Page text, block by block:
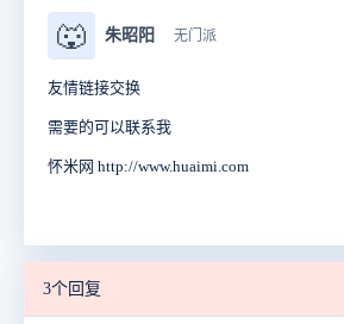
🐺 朱昭阳 无门派
友情链接交换
需要的可以联系我
怀米网 http://www.huaimi.com
3个回复